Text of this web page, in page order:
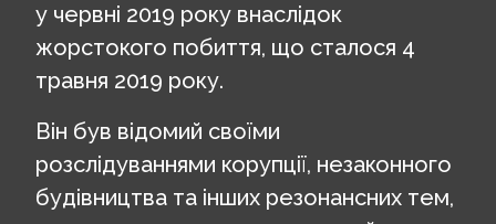
у червні 2019 року внаслідок
жорстокого побиття, що сталося 4
травня 2019 року.
Він був відомий своїми
розслідуваннями корупції, незаконного
будівництва та інших резонансних тем,